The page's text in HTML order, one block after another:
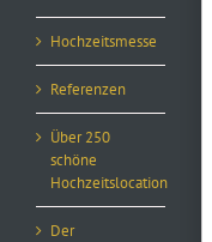
Hochzeitsmesse
Referenzen
Über 250
schöne
Hochzeitslocation
Der